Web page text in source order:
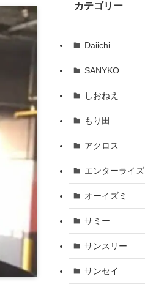
カテゴリー
Daiichi
SANYKO
しおねえ
もり田
アクロス
エンターライズ
オーイズミ
サミー
サンスリー
サンセイ